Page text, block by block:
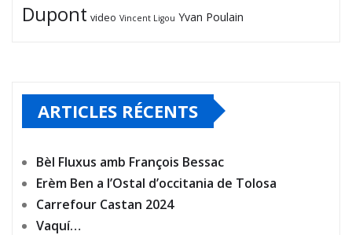
Dupont video Vincent Ligou Yvan Poulain
ARTICLES RÉCENTS
Bèl Fluxus amb François Bessac
Erèm Ben a l’Ostal d’occitania de Tolosa
Carrefour Castan 2024
Vaquí…